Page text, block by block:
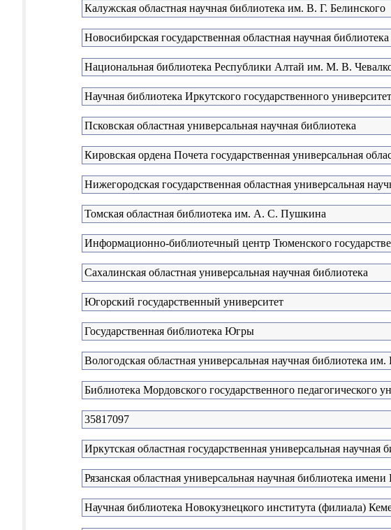
Калужская областная научная библиотека им. В. Г. Белинского
Новосибирская государственная областная научная библиотека
Национальная библиотека Республики Алтай им. М. В.
Научная библиотека Иркутского государственного
Псковская областная универсальная научная библиотека
Кировская ордена Почета государственная универсальная
Нижегородская государственная областная универсальная
Томская областная библиотека им. А. С. Пушкина
Информационно-библиотечный центр Тюменского
Сахалинская областная универсальная научная библиотека
Югорский государственный университет
Государственная библиотека Югры
Вологодская областная универсальная научная библиотека
Библиотека Мордовского государственного педагогического
35817097
Иркутская областная государственная универсальная
Рязанская областная универсальная научная библиотека имени
Научная библиотека Новокузнецкого института (филиала)